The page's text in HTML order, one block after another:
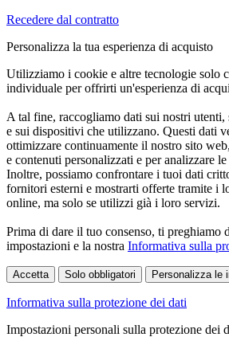
Recedere dal contratto
Personalizza la tua esperienza di acquisto
Utilizziamo i cookie e altre tecnologie solo
individuale per offrirti un'esperienza di
A tal fine, raccogliamo dati sui nostri
e sui dispositivi che utilizzano. Questi dati
ottimizzare continuamente il nostro sito
e contenuti personalizzati e per analizzare
Inoltre, possiamo confrontare i tuoi dati
fornitori esterni e mostrarti offerte tramite i
online, ma solo se utilizzi già i loro servizi.
Prima di dare il tuo consenso, ti preghiamo
impostazioni e la nostra Informativa sulla
Accetta Solo obbligatori Personalizza le
Informativa sulla protezione dei dati
Impostazioni personali sulla protezione dei